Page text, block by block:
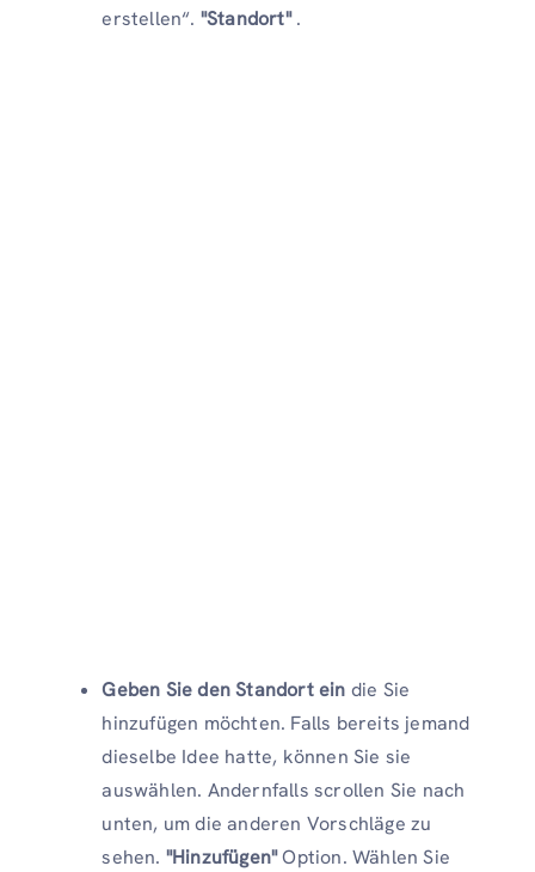
erstellen“. "Standort".
Geben Sie den Standort ein die Sie
hinzufügen möchten. Falls bereits jemand
dieselbe Idee hatte, können Sie sie
auswählen. Andernfalls scrollen Sie nach
unten, um die anderen Vorschläge zu
sehen. "Hinzufügen"Option. Wählen Sie